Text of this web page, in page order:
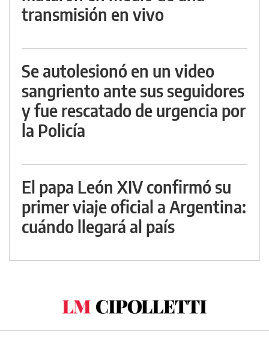
transmisión en vivo
Se autolesionó en un video
sangriento ante sus seguidores
y fue rescatado de urgencia por
la Policía
El papa León XIV confirmó su
primer viaje oficial a Argentina:
cuándo llegará al país